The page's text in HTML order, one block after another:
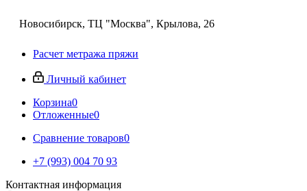
Новосибирск, ТЦ "Москва", Крылова, 26
Расчет метража пряжи
Личный кабинет
Корзина0
Отложенные0
Сравнение товаров0
+7 (993) 004 70 93
Контактная информация